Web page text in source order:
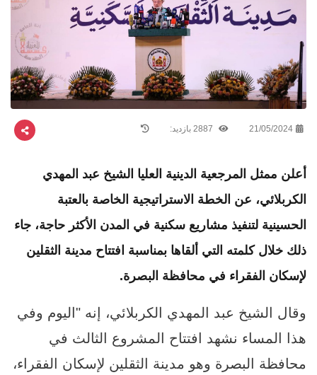
21/05/2024
أعلن ممثل المرجعية الدينية العليا الشيخ عبد المهدي
الكربلائي، عن الخطة الاستراتيجية الخاصة بالعتبة
الحسينية لتنفيذ مشاريع سكنية في المدن الأكثر حاجة، جاء
ذلك خلال كلمته التي ألقاها بمناسبة افتتاح مدينة الثقلين
لإسكان الفقراء في محافظة البصرة.
وقال الشيخ عبد المهدي الكربلائي، إنه "اليوم وفي
هذا المساء نشهد افتتاح المشروع الثالث في
محافظة البصرة وهو مدينة الثقلين لإسكان الفقراء،